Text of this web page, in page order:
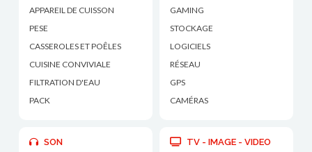
APPAREIL DE CUISSON
PESE
CASSEROLES ET POÊLES
CUISINE CONVIVIALE
FILTRATION D'EAU
PACK
GAMING
STOCKAGE
LOGICIELS
RÉSEAU
GPS
CAMÉRAS
SON
TV - IMAGE - VIDEO